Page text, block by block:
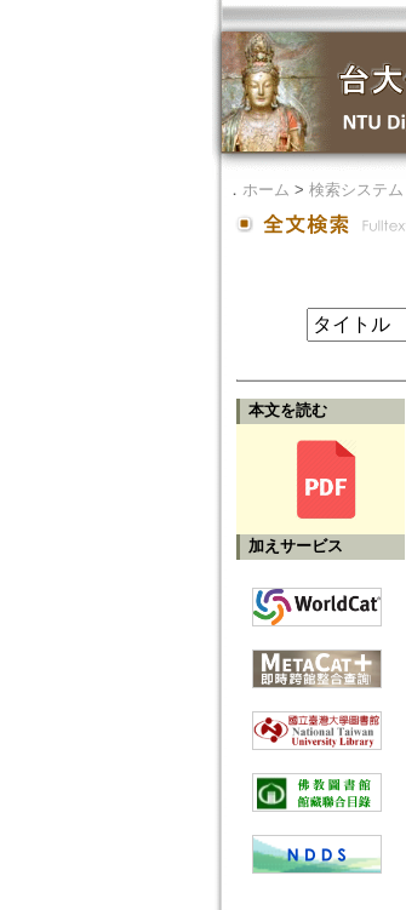
． ホーム > 検索システム
本文を読む
加えサービス